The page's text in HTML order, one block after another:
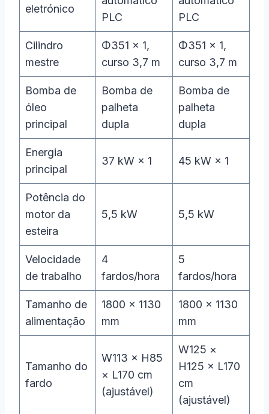
eletrónico
PLC
PLC
Cilindro
mestre
Φ351 × 1,
curso 3,7 m
Φ351 × 1,
curso 3,7 m
Bomba de
óleo
principal
Bomba de
palheta
dupla
Bomba de
palheta
dupla
Energia
principal
37 kW × 1 45 kW × 1
Potência do
motor da
esteira
5,5 kW 5,5 kW
Velocidade
de trabalho
4
fardos/hora
5
fardos/hora
Tamanho de
alimentação
1800 × 1130
mm
1800 × 1130
mm
Tamanho do
fardo
W113 × H85
× L170 cm
(ajustável)
W125 ×
H125 × L170
cm
(ajustável)